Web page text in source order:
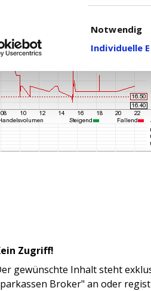
in den USA,
Einwilligung
Notwendig
Individuelle
Zugriff!
gewünschte Inhalt steht
Broker" an oder